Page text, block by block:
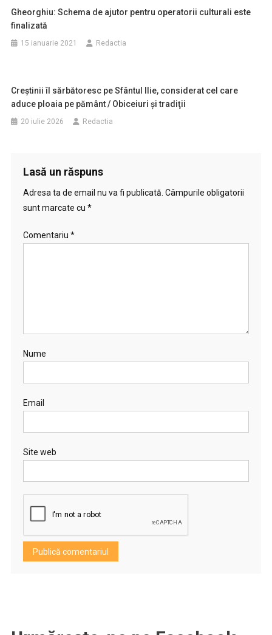
Gheorghiu: Schema de ajutor pentru operatorii culturali este
finalizată
15 ianuarie 2021 Redactia
Creştinii îl sărbătoresc pe Sfântul Ilie, considerat cel care
aduce ploaia pe pământ / Obiceiuri şi tradiţii
20 iulie 2026 Redactia
Lasă un răspuns
Adresa ta de email nu va fi publicată. Câmpurile obligatorii
sunt marcate cu *
Comentariu *
Nume
Email
Site web